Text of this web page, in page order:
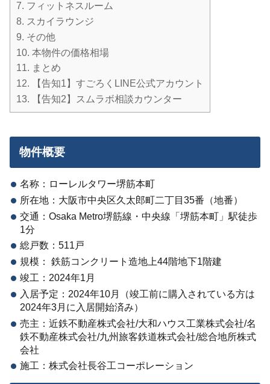
7. フィットネスルーム
8. スカイラウンジ
9. その他
10. 本物件の価格相場
11. まとめ
12. 【告知1】すごろくLINE公式アカウント
13. 【告知2】スムラボ相談カウンター
物件概要
名称：ローレルタワー堺筋本町
所在地：大阪市中央区久太郎町二丁目35番（地番）
交通：Osaka Metro堺筋線・中央線「堺筋本町」駅徒歩
1分
総戸数：511戸
規模： 鉄筋コンクリート造地上44階地下1階建
竣工：2024年1月
入居予定：2024年10月（竣工前に購入されている方は
2024年3月に入居開始済み）
売主：近鉄不動産株式会社/大和ハウス工業株式会社/名
鉄不動産株式会社/九州旅客鉄道株式会社/総合地所株式
会社
施工：株式会社長谷工コーポレーション